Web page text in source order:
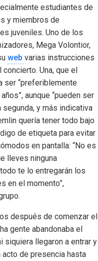
estudiantes de
y miembros de
juveniles. Uno de los
Mega Volontior,
web varias instrucciones
concierto. Una, que el
ser “preferiblemente
aunque “pueden ser
segunda, y más indicativa
quería tener todo bajo
de etiqueta para evitar
en pantalla: “No es
lleves ninguna
te lo entregarán los
en el momento”,
después de comenzar el
gente abandonaba el
siquiera llegaron a entrar y
de presencia hasta